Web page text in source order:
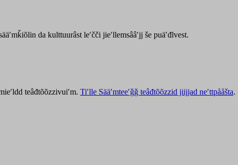
da kulttuurâst leʹčči jieʹllemsââʹjj še puäʹđlvest.
teâđtõõzzivuiʹm. Tiʹlle Sääʹmteeʹǧǧ teâđtõõzzid jiijjad neʹttpååšta.